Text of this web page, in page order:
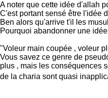
A noter que cette idée d'allah
C'est portant sensé être l'idée
Ben alors qu'arrive t'il les
Pourquoi abandonner une
"Voleur main coupée , voleur
Vous savez ce genre de
plus , mais les conséquences
de la charia sont quasi